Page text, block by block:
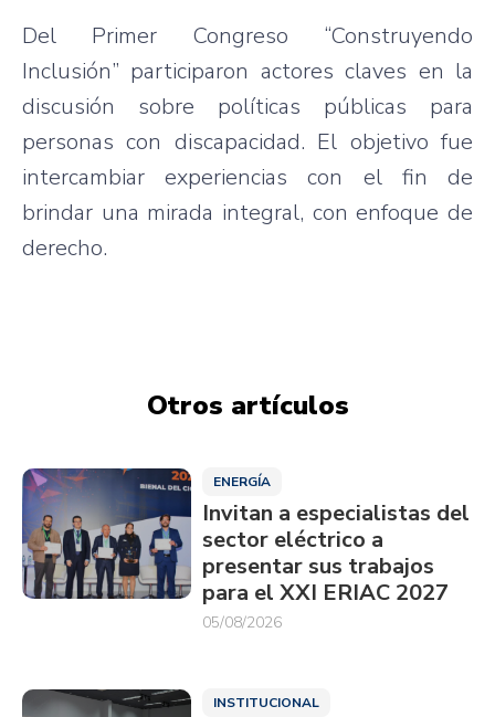
Del Primer Congreso “Construyendo
Inclusión” participaron actores claves en la
discusión sobre políticas públicas para
personas con discapacidad. El objetivo fue
intercambiar experiencias con el fin de
brindar una mirada integral, con enfoque de
derecho.
Otros artículos
ENERGÍA
Invitan a especialistas del
sector eléctrico a
presentar sus trabajos
para el XXI ERIAC 2027
05/08/2026
INSTITUCIONAL